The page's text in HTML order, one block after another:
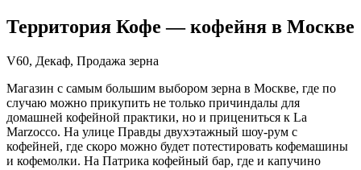
Территория Кофе — кофейня в Москве
V60, Декаф, Продажа зерна
Магазин с самым большим выбором зерна в Москве, где по
случаю можно прикупить не только причиндалы для
домашней кофейной практики, но и прицениться к La
Marzocco. На улице Правды двухэтажный шоу-рум с
кофейней, где скоро можно будет потестировать кофемашины
и кофемолки. На Патрика кофейный бар, где и капучино